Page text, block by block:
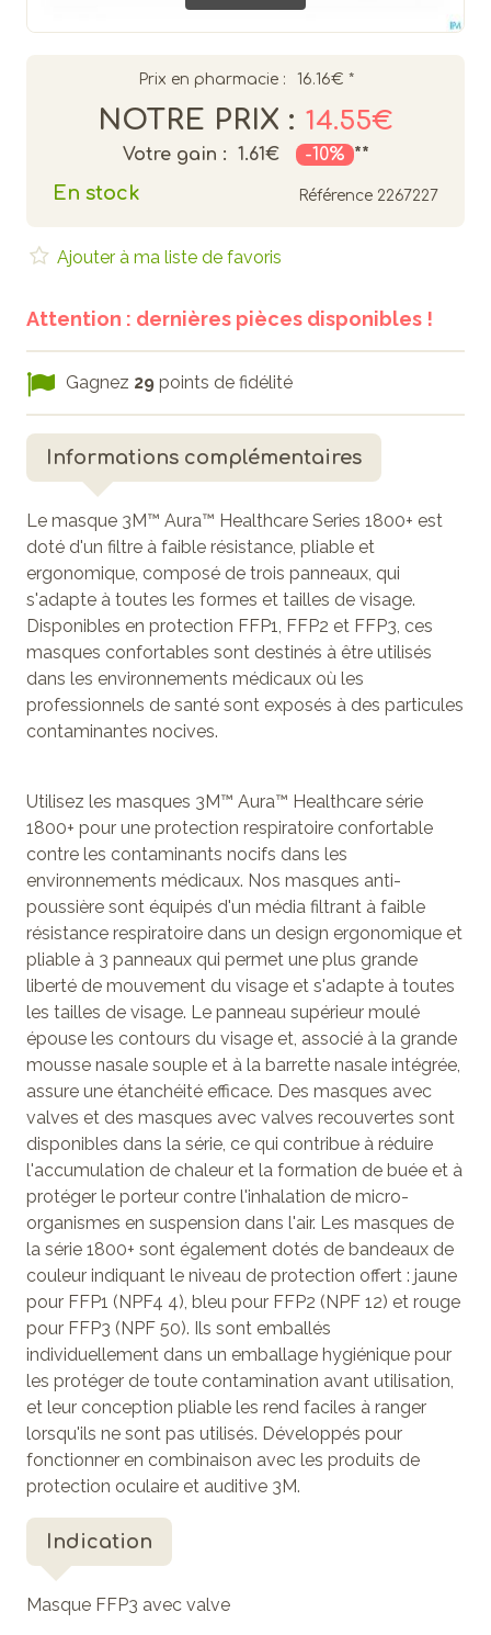
Prix en pharmacie : 16.16€ *
NOTRE PRIX : 14.55€
Votre gain : 1.61€ -10% **
En stock Référence 2267227
Attention : dernières pièces disponibles !
Ajouter à ma liste de favoris
Gagnez 29 points de fidélité
Informations complémentaires
Le masque 3M™ Aura™ Healthcare Series 1800+ est
doté d'un filtre à faible résistance, pliable et
ergonomique, composé de trois panneaux, qui
s'adapte à toutes les formes et tailles de visage.
Disponibles en protection FFP1, FFP2 et FFP3, ces
masques confortables sont destinés à être utilisés
dans les environnements médicaux où les
professionnels de santé sont exposés à des particules
contaminantes nocives.
Utilisez les masques 3M™ Aura™ Healthcare série
1800+ pour une protection respiratoire confortable
contre les contaminants nocifs dans les
environnements médicaux. Nos masques anti-
poussière sont équipés d'un média filtrant à faible
résistance respiratoire dans un design ergonomique et
pliable à 3 panneaux qui permet une plus grande
liberté de mouvement du visage et s'adapte à toutes
les tailles de visage. Le panneau supérieur moulé
épouse les contours du visage et, associé à la grande
mousse nasale souple et à la barrette nasale intégrée,
assure une étanchéité efficace. Des masques avec
valves et des masques avec valves recouvertes sont
disponibles dans la série, ce qui contribue à réduire
l'accumulation de chaleur et la formation de buée et à
protéger le porteur contre l'inhalation de micro-
organismes en suspension dans l'air. Les masques de
la série 1800+ sont également dotés de bandeaux de
couleur indiquant le niveau de protection offert : jaune
pour FFP1 (NPF4 4), bleu pour FFP2 (NPF 12) et rouge
pour FFP3 (NPF 50). Ils sont emballés
individuellement dans un emballage hygiénique pour
les protéger de toute contamination avant utilisation,
et leur conception pliable les rend faciles à ranger
lorsqu'ils ne sont pas utilisés. Développés pour
fonctionner en combinaison avec les produits de
protection oculaire et auditive 3M.
Indication
Masque FFP3 avec valve